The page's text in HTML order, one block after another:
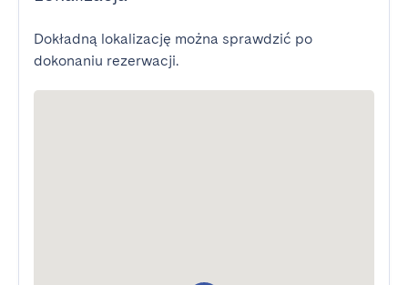
Dokładną lokalizację można sprawdzić po
dokonaniu rezerwacji.